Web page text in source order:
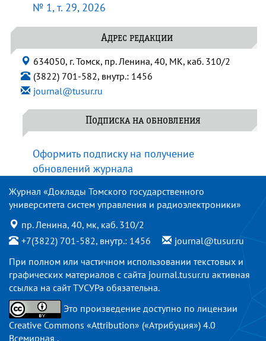
№ 1, т. 29, 2026
Адрес редакции
634050, г. Томск, пр. Ленина, 40, МК, каб. 310/2
(3822) 701-582, внутр.: 1456
journal@tusur.ru
Подписка на обновления
Оформить подписку на получение
обновлений журнала
Журнал «Доклады Томского государственного
университета систем управления и радиоэлектроники»
пр. Ленина, 40, мк, каб. 310/2
+7(3822) 701-582, внутр.: 1456
journal@tusur.ru
При полном или частичном использовании текстовых и
графических материалов с сайта journal.tusur.ru активная
ссылка на сайт ТУСУРа обязательна.
Это произведение доступно по лицензии
Creative Commons «Attribution» («Атрибуция») 4.0
Всемирная .